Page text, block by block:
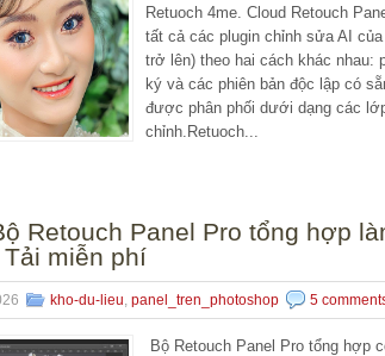
Retuoch 4me. Cloud Retouch
tất cả các plugin chỉnh sửa AI
trở lên) theo hai cách khác nhau:
ký và các phiên bản độc lập có
được phân phối dưới dạng các
chỉnh.Retuoch...
Retouch Panel Pro tổng hợp
miễn phí
kho-du-lieu panel_tren_photoshop 5
Bộ Retouch Panel Pro tổng hợp